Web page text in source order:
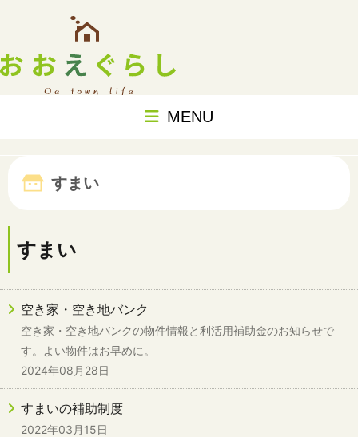
MENU
すまい
すまい
空き家・空き地バンク
空き家・空き地バンクの物件情報と利活用補助金のお知らせで
す。よい物件はお早めに。
2024年08月28日
すまいの補助制度
2022年03月15日